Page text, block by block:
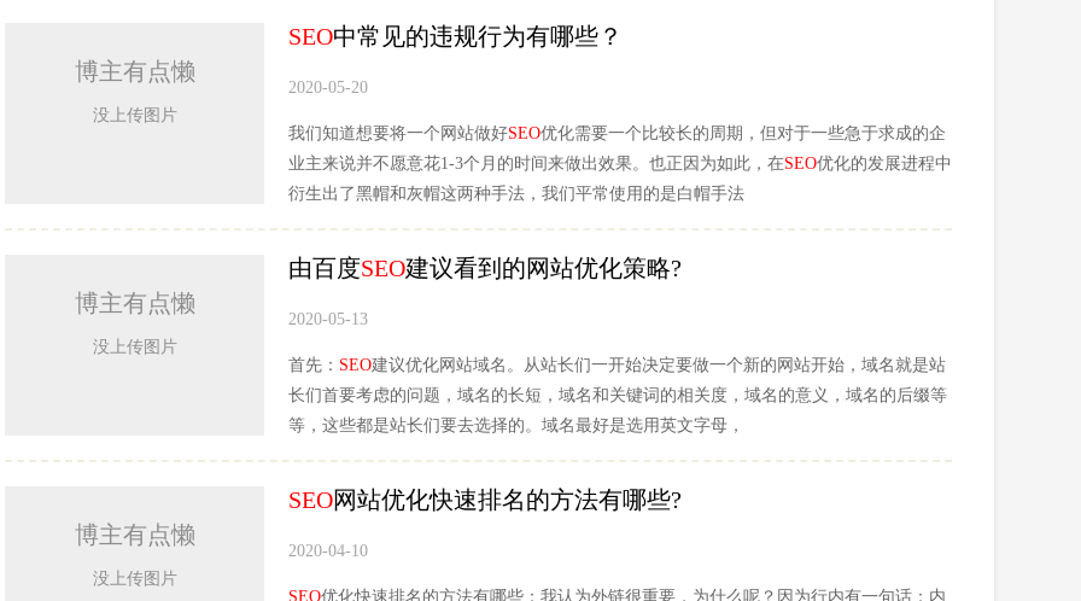
博主有点懒
没上传图片
SEO中常见的违规行为有哪些？
2020-05-20
我们知道想要将一个网站做好SEO优化需要一个比较长的周期，但对于一些急于求成的企
业主来说并不愿意花1-3个月的时间来做出效果。也正因为如此，在SEO优化的发展进程中
衍生出了黑帽和灰帽这两种手法，我们平常使用的是白帽手法
博主有点懒
没上传图片
由百度SEO建议看到的网站优化策略?
2020-05-13
首先： SEO建议优化网站域名。从站长们一开始决定要做一个新的网站开始，域名就是站
长们首要考虑的问题，域名的长短，域名和关键词的相关度，域名的意义，域名的后缀等
等，这些都是站长们要去选择的。域名最好是选用英文字母，
博主有点懒
没上传图片
SEO网站优化快速排名的方法有哪些?
2020-04-10
SEO优化快速排名的方法有哪些：我认为外链很重要，为什么呢？因为行内有一句话：内